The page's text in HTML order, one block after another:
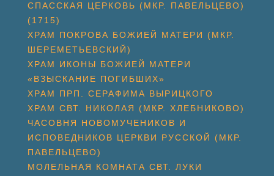
СПАССКАЯ ЦЕРКОВЬ (МКР. ПАВЕЛЬЦЕВО)
(1715)
ХРАМ ПОКРОВА БОЖИЕЙ МАТЕРИ (МКР.
ШЕРЕМЕТЬЕВСКИЙ)
ХРАМ ИКОНЫ БОЖИЕЙ МАТЕРИ
«ВЗЫСКАНИЕ ПОГИБШИХ»
ХРАМ ПРП. СЕРАФИМА ВЫРИЦКОГО
ХРАМ СВТ. НИКОЛАЯ (МКР. ХЛЕБНИКОВО)
ЧАСОВНЯ НОВОМУЧЕНИКОВ И
ИСПОВЕДНИКОВ ЦЕРКВИ РУССКОЙ (МКР.
ПАВЕЛЬЦЕВО)
МОЛЕЛЬНАЯ КОМНАТА СВТ. ЛУКИ